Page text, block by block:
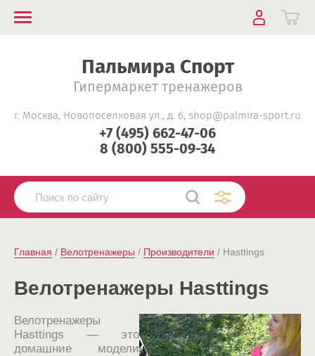
Пальмира Спорт
Гипермаркет тренажеров
г. Москва, Новопоселковая ул., д. 6, shop@palmira-sport.ru
+7 (495) 662-47-06
8 (800) 555-09-34
Главная / Велотренажеры / Производители / Hasttings
Велотренажеры Hasttings
Велотренажеры
Hasttings — это
домашние модели